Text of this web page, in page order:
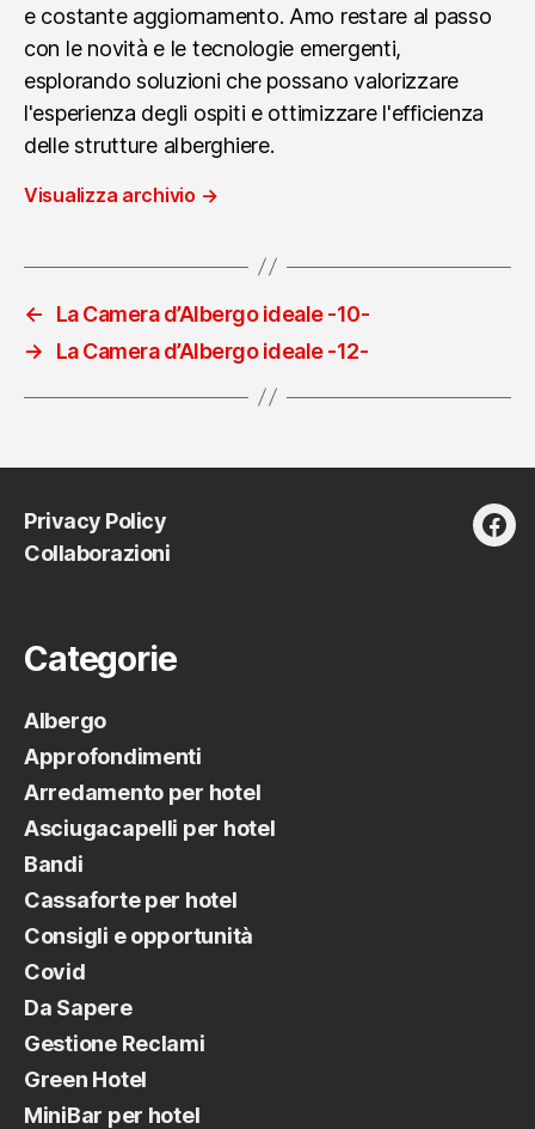
e costante aggiornamento. Amo restare al passo
con le novità e le tecnologie emergenti,
esplorando soluzioni che possano valorizzare
l'esperienza degli ospiti e ottimizzare l'efficienza
delle strutture alberghiere.
Visualizza archivio →
←
La Camera d’Albergo ideale -10-
→
La Camera d’Albergo ideale -12-
Privacy Policy
Collaborazioni
Categorie
Albergo
Approfondimenti
Arredamento per hotel
Asciugacapelli per hotel
Bandi
Cassaforte per hotel
Consigli e opportunità
Covid
Da Sapere
Gestione Reclami
Green Hotel
MiniBar per hotel